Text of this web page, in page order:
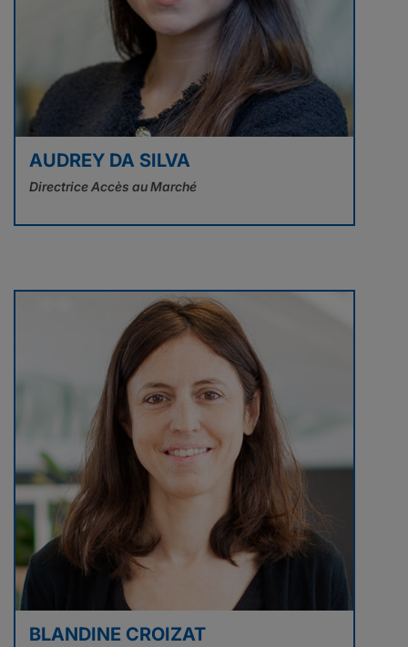
AUDREY DA SILVA
Directrice Accès au Marché
BLANDINE CROIZAT